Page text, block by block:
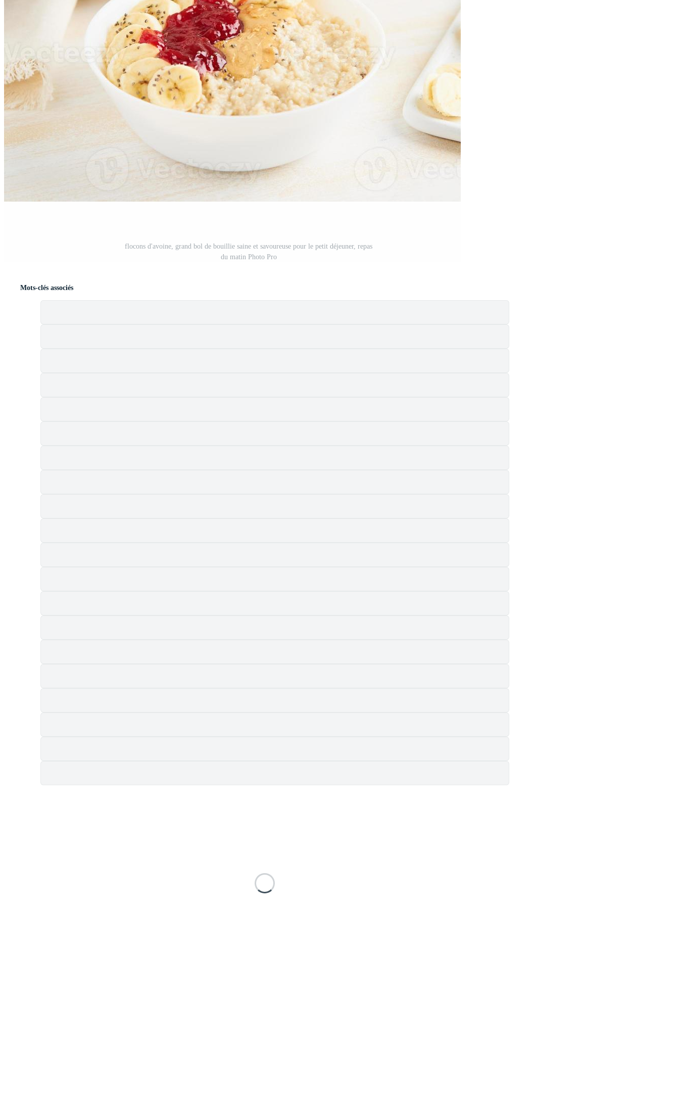
flocons d'avoine, grand bol de bouillie saine et savoureuse pour le petit déjeuner, repas
du matin Photo Pro
Mots-clés associés